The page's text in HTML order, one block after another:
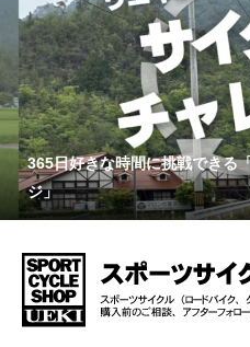
365日好きな時間に挑戦できる
ジ」